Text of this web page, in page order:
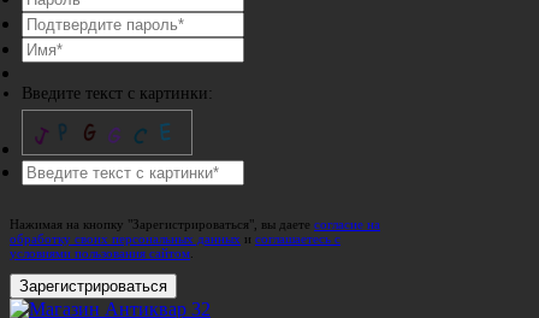
Введите текст с картинки:
Нажимая на кнопку "Зарегистрироваться", вы даете согласие на
обработку своих персональных данных и соглашаетесь с
условиями пользования сайтом
Зарегистрироваться